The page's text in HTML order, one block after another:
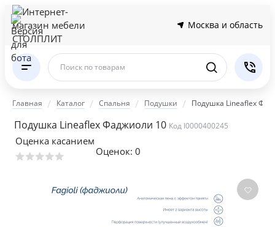
Москва и область
Поиск по товарам
Главная Каталог Спальня Подушки Подушка Lineaflex
Подушка Lineaflex Фаджиоли 10 Код I0000400245
Оценка касанием
Оценок: 0